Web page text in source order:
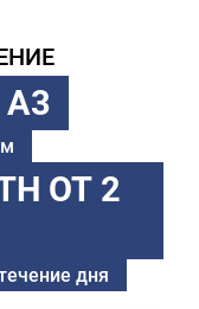
ОТ 2
дня